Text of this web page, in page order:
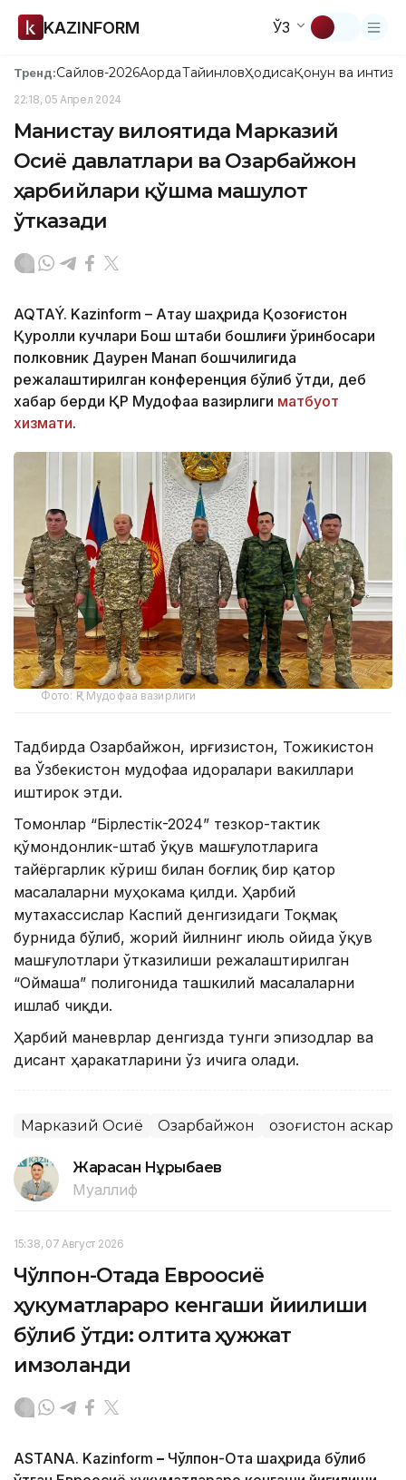
KAZINFORM ЎЗ
Тренд:Сайлов-2026АқордаТайинловҲодисаҚонун ва
22:18, 05 Апрел 2024
Манғистау вилоятида Марказий
Осиё давлатлари ва Озарбайжон
ҳарбийлари қўшма машғулот
ўтказади
AQTAÝ. Kazinform – Ақтау шаҳрида Қозоғистон
Қуролли кучлари Бош штаби бошлиғи ўринбосари
полковник Даурен Манап бошчилигида
режалаштирилган конференция бўлиб ўтди, деб
хабар берди ҚР Мудофаа вазирлиги матбуот
хизмати.
Фото: ҚР Мудофаа вазирлиги
Тадбирда Озарбайжон, Қирғизистон, Тожикистон
ва Ўзбекистон мудофаа идоралари вакиллари
иштирок этди.
Томонлар “Бірлестік-2024” тезкор-тактик
қўмондонлик-штаб ўқув машғулотларига
тайёргарлик кўриш билан боғлиқ бир қатор
масалаларни муҳокама қилди. Ҳарбий
мутахассислар Каспий денгизидаги Тоқмақ
бурнида бўлиб, жорий йилнинг июль ойида ўқув
машғулотлари ўтказилиши режалаштирилган
“Оймаша” полигонида ташкилий масалаларни
ишлаб чиқди.
Ҳарбий маневрлар денгизда тунги эпизодлар ва
дисант ҳаракатларини ўз ичига олади.
Марказий Осиё Озарбайжон Қозоғистон аскари
Жарасқан Нұрыбаев
Муаллиф
15:38, 07 Август 2026
Чўлпон-Отада Евроосиё
ҳукуматлараро кенгаши йиғилиши
бўлиб ўтди: олтита ҳужжат
имзоланди
ASTANA. Kazinform – Чўлпон-Ота шаҳрида бўлиб